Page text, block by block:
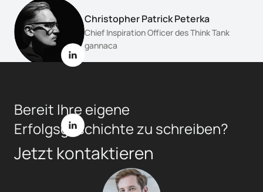
Christopher Patrick Peterka
Chief Inspiration Officer des Think Tank
gannaca
Founder & CEO von Convidera
Bereit Ihre eigene
Erfolgsgeschichte zu schreiben?
Jetzt kontaktieren